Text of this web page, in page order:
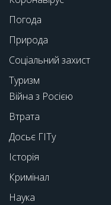
Погода
Природа
Соціальний захист
Туризм
Війна з Росією
Втрата
Досьє ГІТу
Історія
Кримінал
Наука